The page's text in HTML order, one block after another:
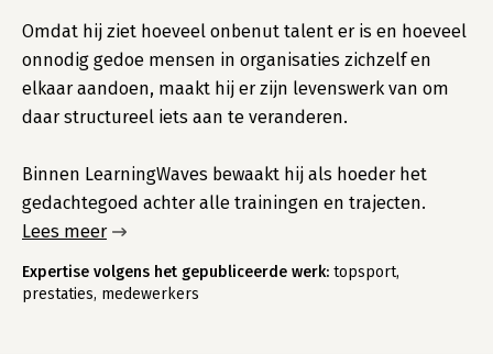
Omdat hij ziet hoeveel onbenut talent er is en hoeveel
onnodig gedoe mensen in organisaties zichzelf en
elkaar aandoen, maakt hij er zijn levenswerk van om
daar structureel iets aan te veranderen.
Binnen LearningWaves bewaakt hij als hoeder het
gedachtegoed achter alle trainingen en trajecten.
Lees meer
Expertise volgens het gepubliceerde werk: topsport,
prestaties, medewerkers